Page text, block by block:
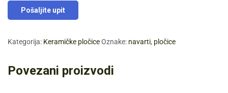
Pošaljite upit
Kategorija: Keramičke pločiceOznake: navarti, pločice
Povezani proizvodi